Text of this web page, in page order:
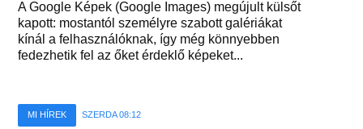
A Google Képek (Google Images) megújult külsőt
kapott: mostantól személyre szabott galériákat
kínál a felhasználóknak, így még könnyebben
fedezhetik fel az őket érdeklő képeket...
MI HÍREK SZERDA 08:12